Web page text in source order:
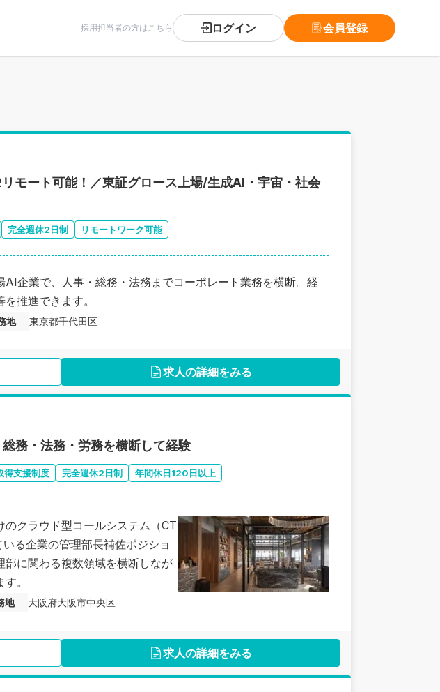
採用担当者の方はこちら ログイン 会員登録
モート可能！／東証グロース上場/生成AI・宇宙・社会
完全週休2日制 リモートワーク可能
企業で、人事・総務・法務までコーポレート業務を横断。経
推進できます。
地 東京都千代田区
求人の詳細をみる
務・法務・労務を横断して経験
得支援制度 完全週休2日制 年間休日120日以上
クラウド型コールシステム（CT
る企業の管理部長補佐ポジショ
に関わる複数領域を横断しなが
。
地 大阪府大阪市中央区
求人の詳細をみる